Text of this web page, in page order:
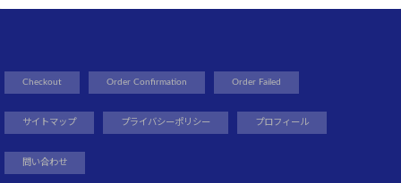
Checkout Order Confirmation Order Failed
サイトマップ プライバシーポリシー プロフィール
問い合わせ